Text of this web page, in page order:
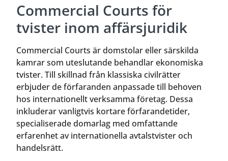
Commercial Courts för
tvister inom affärsjuridik
Commercial Courts är domstolar eller särskilda
kamrar som uteslutande behandlar ekonomiska
tvister. Till skillnad från klassiska civilrätter
erbjuder de förfaranden anpassade till behoven
hos internationellt verksamma företag. Dessa
inkluderar vanligtvis kortare förfarandetider,
specialiserade domarlag med omfattande
erfarenhet av internationella avtalstvister och
handelsrätt.